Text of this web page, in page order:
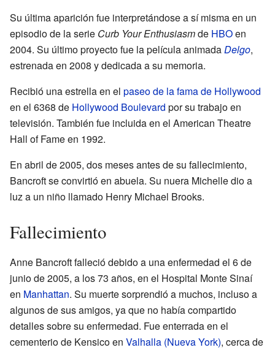
Su última aparición fue interpretándose a sí misma en un
episodio de la serie Curb Your Enthusiasmde HBOen
2004. Su último proyecto fue la película animadaDelgo,
estrenada en 2008 y dedicada a su memoria.
Recibió una estrella en el paseo de la fama de Hollywood
en el 6368 de Hollywood Boulevard por su trabajo en
televisión. También fue incluida en el American Theatre
Hall of Fame en 1992.
En abril de 2005, dos meses antes de su fallecimiento,
Bancroft se convirtió en abuela. Su nuera Michelle dio a
luz a un niño llamado Henry Michael Brooks.
Fallecimiento
Anne Bancroft falleció debido a una enfermedad el 6 de
junio de 2005, a los 73 años, en el Hospital Monte Sinaí
en Manhattan. Su muerte sorprendió a muchos, incluso a
algunos de sus amigos, ya que no había compartido
detalles sobre su enfermedad. Fue enterrada en el
cementerio de Kensico en Valhalla (Nueva York), cerca de